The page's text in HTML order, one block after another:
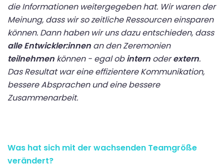
die Informationen weitergegeben hat. Wir waren der
Meinung, dass wir so zeitliche Ressourcen einsparen
können. Dann haben wir uns dazu entschieden, dass
alle Entwickler:innen an den Zeremonien
teilnehmen können - egal obintern oderextern.
Das Resultat war eine effizientere Kommunikation,
bessere Absprachen und eine bessere
Zusammenarbeit.
Was hat sich mit der wachsenden Teamgröße
verändert?